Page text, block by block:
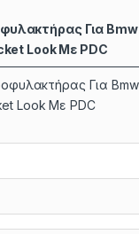
Για Bmw
Look Με PDC